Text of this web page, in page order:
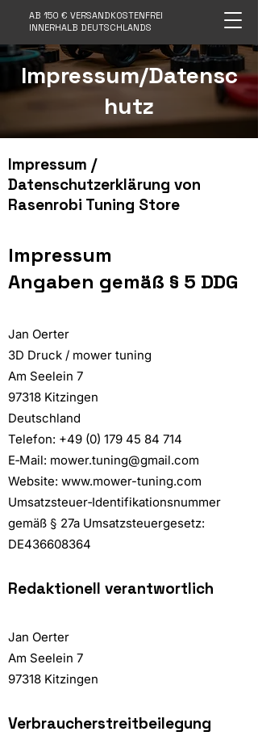
AB 150 € VERSANDKOSTENFREI
INNERHALB DEUTSCHLANDS
Impressum/Datensc
hutz
Impressum /
Datenschutzerklärung von
Rasenrobi Tuning Store
Impressum
Angaben gemäß § 5 DDG
Jan Oerter
3D Druck / mower tuning
Am Seelein 7
97318 Kitzingen
Deutschland
Telefon: +49 (0) 179 45 84 714
E‑Mail: mower.tuning@gmail.com
Website: www.mower-tuning.com
Umsatzsteuer‑Identifikationsnummer
gemäß § 27a Umsatzsteuergesetz:
DE436608364
Redaktionell verantwortlich
Jan Oerter
Am Seelein 7
97318 Kitzingen
Verbraucherstreitbeilegung